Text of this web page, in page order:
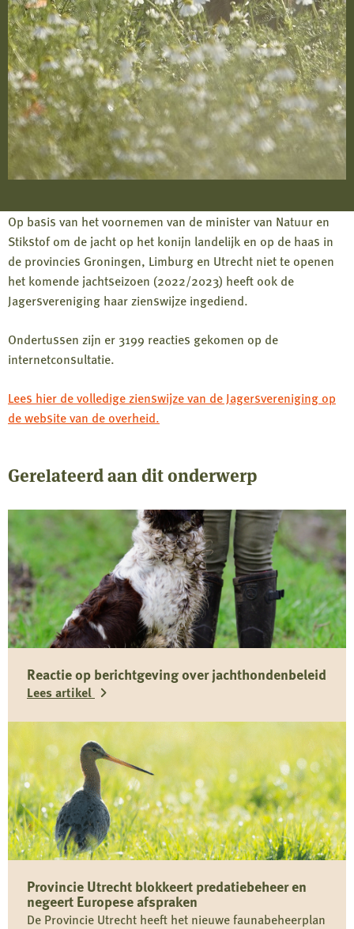
Op basis van het voornemen van de minister van Natuur en
Stikstof om de jacht op het konijn landelijk en op de haas in
de provincies Groningen, Limburg en Utrecht niet te openen
het komende jachtseizoen (2022/2023) heeft ook de
Jagersvereniging haar zienswijze ingediend.
Ondertussen zijn er 3199 reacties gekomen op de
internetconsultatie.
Lees hier de volledige zienswijze van de Jagersvereniging op
de website van de overheid.
Gerelateerd aan dit onderwerp
Reactie op berichtgeving over jachthondenbeleid
Lees artikel
Lees
meer
over
Reactie
op
berichtgeving
over
jachthondenbeleid
Provincie Utrecht blokkeert predatiebeheer en
negeert Europese afspraken
De Provincie Utrecht heeft het nieuwe faunabeheerplan